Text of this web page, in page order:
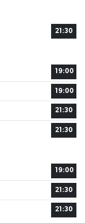
21:30
19:00
19:00
21:30
21:30
19:00
21:30
21:30